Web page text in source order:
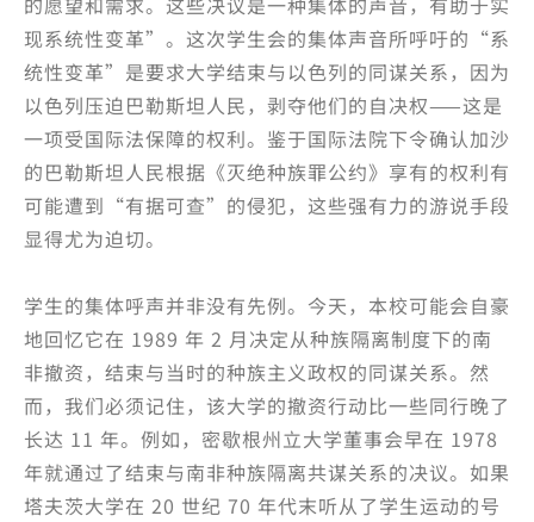
现系统性变革”。这次学生会的集体声音所呼吁的“系
统性变革”是要求大学结束与以色列的同谋关系，因为
以色列压迫巴勒斯坦人民，剥夺他们的自决权——这是
一项受国际法保障的权利。鉴于国际法院下令确认加沙
的巴勒斯坦人民根据《灭绝种族罪公约》享有的权利有
可能遭到“有据可查”的侵犯，这些强有力的游说手段
显得尤为迫切。
学生的集体呼声并非没有先例。今天，本校可能会自豪
地回忆它在 1989 年 2 月决定从种族隔离制度下的南
非撤资，结束与当时的种族主义政权的同谋关系。然
而，我们必须记住，该大学的撤资行动比一些同行晚了
长达 11 年。例如，密歇根州立大学董事会早在 1978
年就通过了结束与南非种族隔离共谋关系的决议。如果
塔夫茨大学在 20 世纪 70 年代末听从了学生运动的号